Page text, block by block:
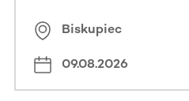
Biskupiec
09.08.2026